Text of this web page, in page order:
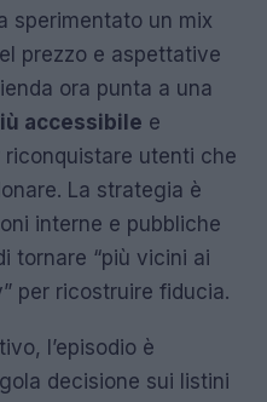
sperimentato un mix
prezzo e aspettative
ora punta a una
accessibile e
riconquistare utenti che
La strategia è
interne e pubbliche
tornare “più vicini ai
per ricostruire fiducia.
l’episodio è
decisione sui listini